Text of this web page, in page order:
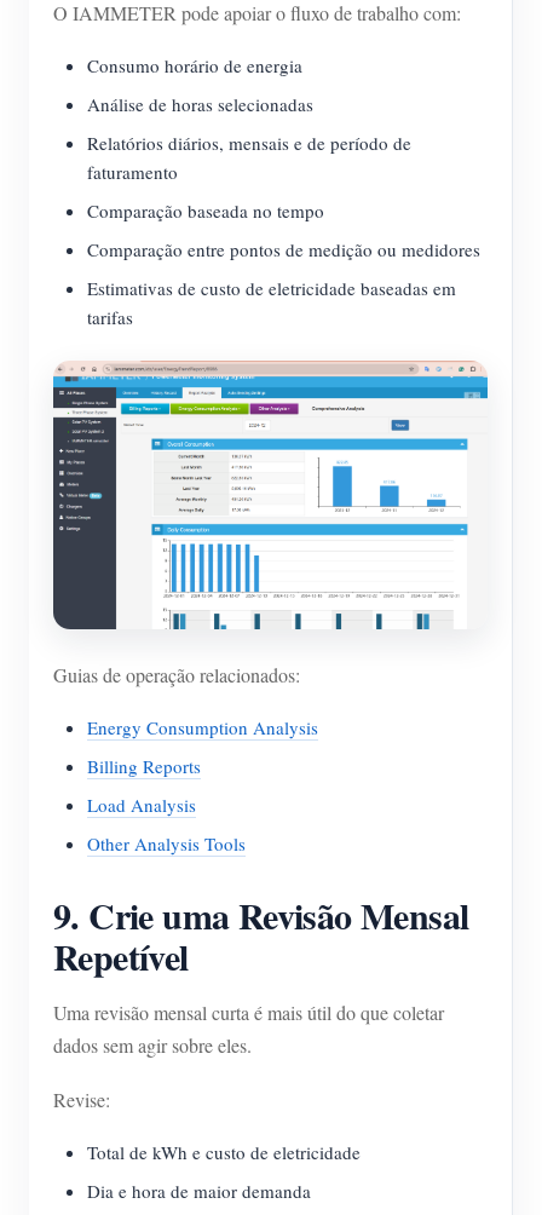
O IAMMETER pode apoiar o fluxo de trabalho com:
Consumo horário de energia
Análise de horas selecionadas
Relatórios diários, mensais e de período de
faturamento
Comparação baseada no tempo
Comparação entre pontos de medição ou medidores
Estimativas de custo de eletricidade baseadas em
tarifas
Guias de operação relacionados:
Energy Consumption Analysis
Billing Reports
Load Analysis
Other Analysis Tools
9. Crie uma Revisão Mensal
Repetível
Uma revisão mensal curta é mais útil do que coletar
dados sem agir sobre eles.
Revise:
Total de kWh e custo de eletricidade
Dia e hora de maior demanda